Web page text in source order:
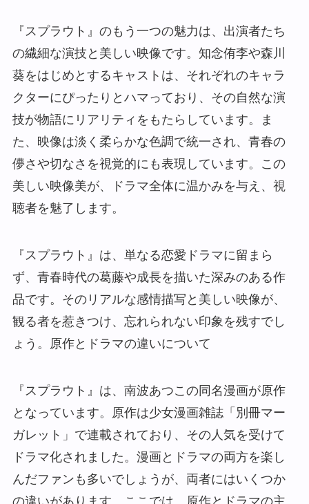
『スプラウト』のもう一つの魅力は、出演者たち
の繊細な演技と美しい映像です。知念侑李や森川
葵をはじめとするキャストは、それぞれのキャラ
クターにぴったりとハマっており、その自然な演
技が物語にリアリティをもたらしています。ま
た、映像は淡く柔らかな色調で統一され、青春の
儚さや切なさを視覚的にも表現しています。この
美しい映像美が、ドラマ全体に温かみを与え、視
聴者を魅了します。
『スプラウト』は、単なる恋愛ドラマに留まら
ず、青春時代の葛藤や成長を描いた深みのある作
品です。そのリアルな感情描写と美しい映像が、
観る者を惹きつけ、忘れられない印象を残すでし
ょう。原作とドラマの違いについて
『スプラウト』は、南波あつこの同名漫画が原作
となっています。原作は少女漫画雑誌「別冊マー
ガレット」で連載されており、その人気を受けて
ドラマ化されました。漫画とドラマの両方を楽し
んだファンも多いでしょうが、両者にはいくつか
の違いがあります。ここでは、原作とドラマの主